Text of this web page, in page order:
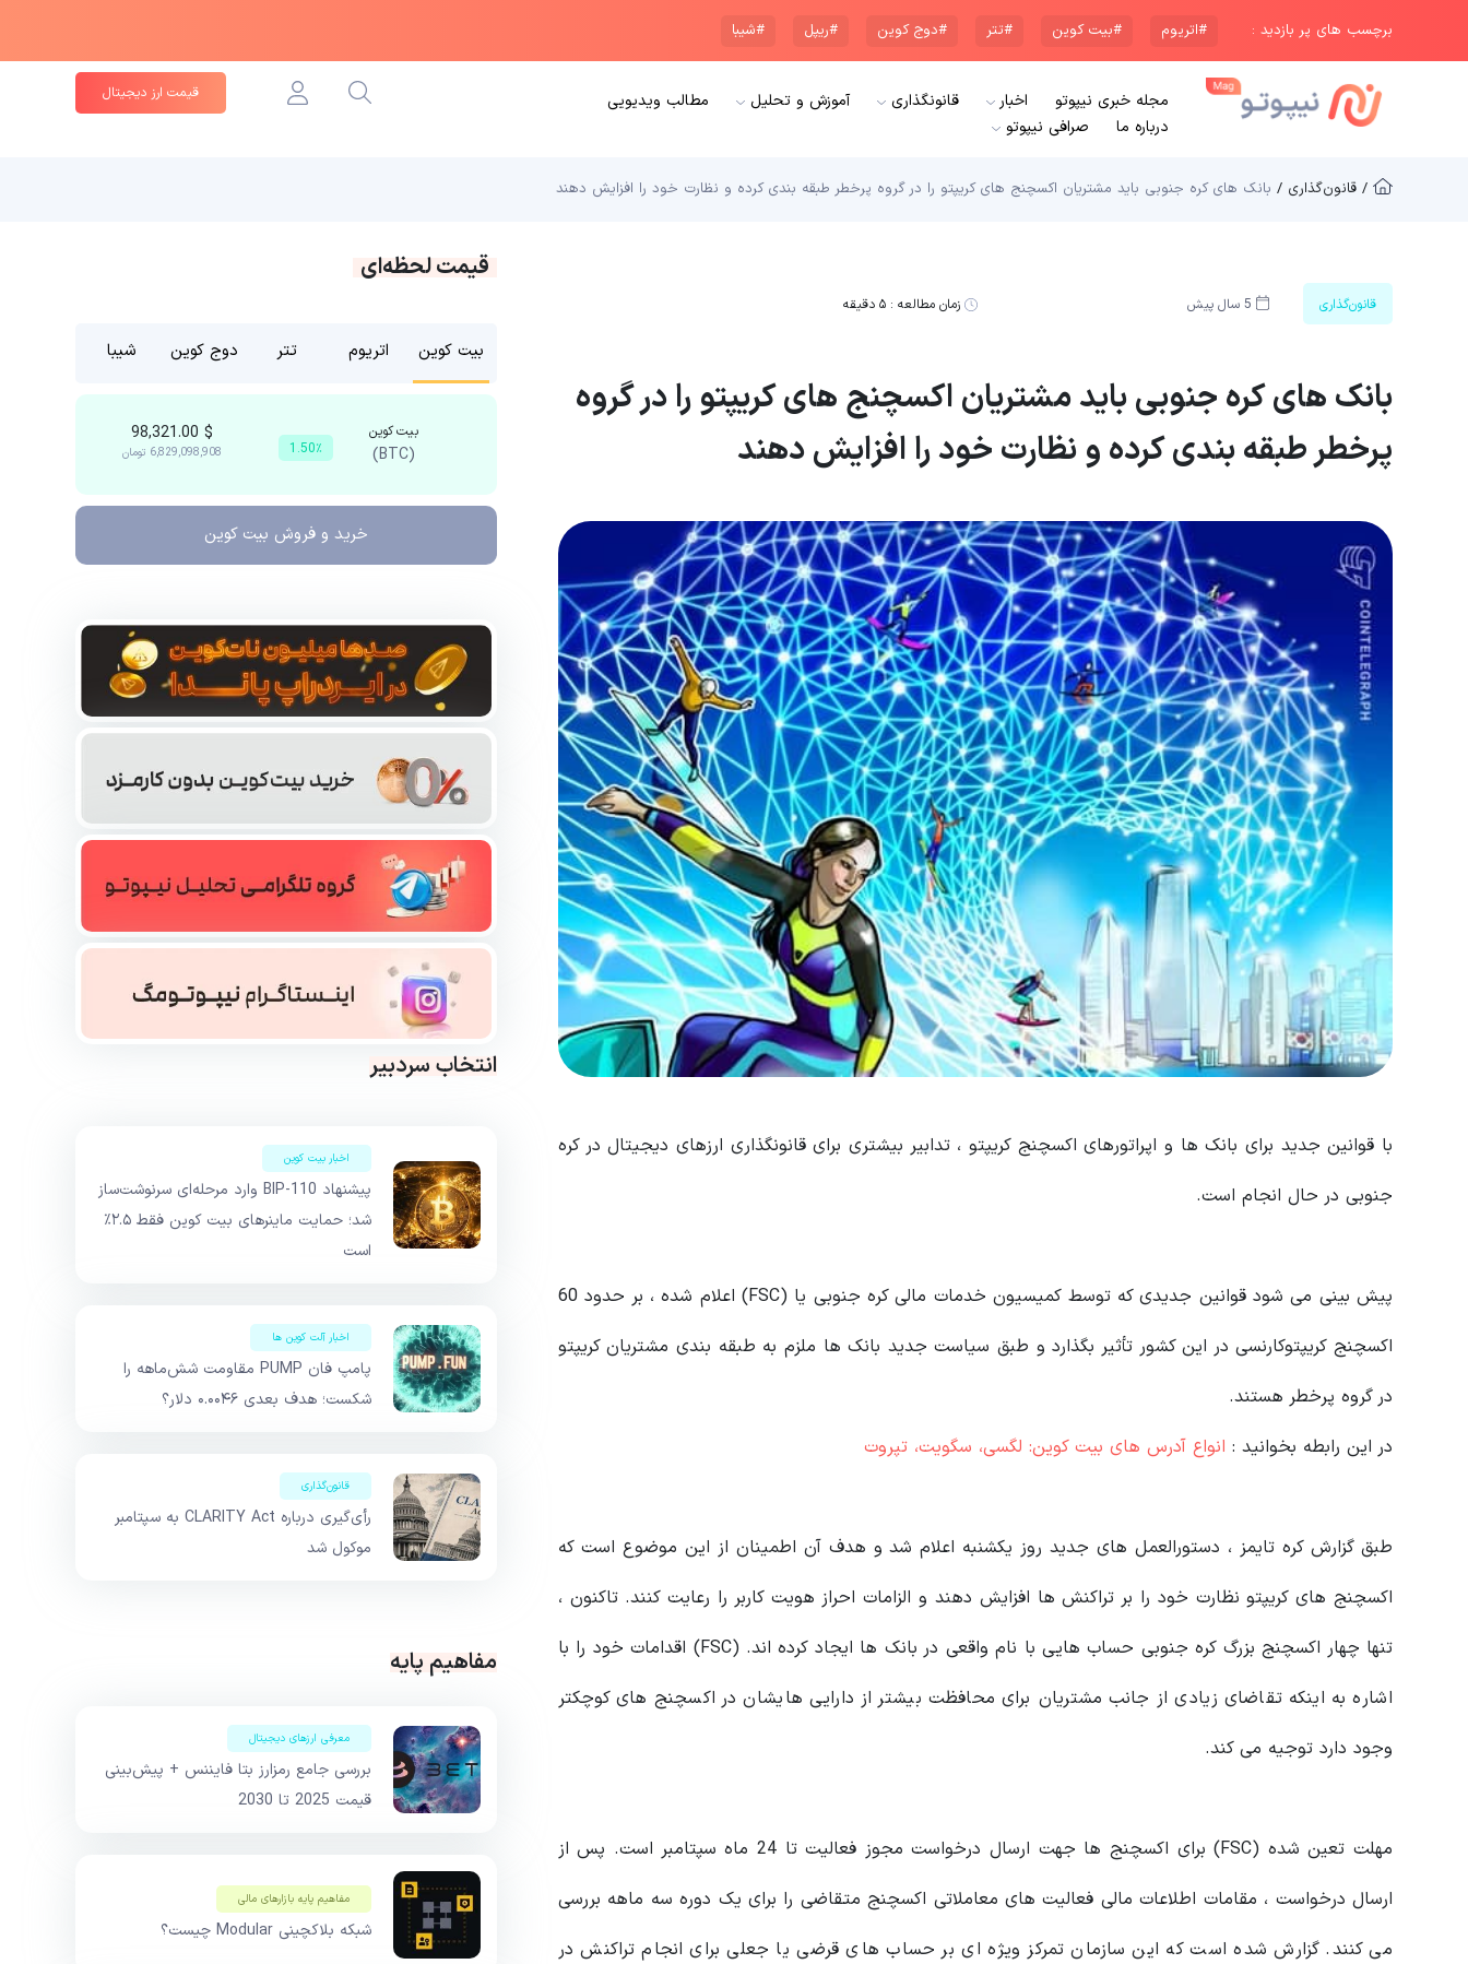
برچسب های پر بازدید : #اتریوم #بیت کوین #تتر #دوج کوین #ریپل #شیبا
مجله خبری نیپوتو اخبار قانونگذاری آموزش و تحلیل
مطالب ویدیویی
درباره ما
صرافی نیپوتو
قیمت ارز دیجیتال
/ قانون‌گذاری / بانک های کره جنوبی باید مشتریان اکسچنج های کریپتو را در گروه پرخطر طبقه بندی کرده و نظارت خود را افزایش دهند
قانون‌گذاری 5 سال پیش زمان مطالعه :۵ دقیقه
بانک های کره جنوبی باید مشتریان اکسچنج های کریپتو را در گروه
پرخطر طبقه بندی کرده و نظارت خود را افزایش دهند
با قوانین جدید برای بانک ها و اپراتورهای اکسچنج کریپتو ، تدابیر بیشتری برای قانونگذاری ارزهای دیجیتال در کره
جنوبی در حال انجام است.
پیش بینی می شود قوانین جدیدی که توسط کمیسیون خدمات مالی کره جنوبی یا (FSC) اعلام شده ، بر حدود 60
اکسچنج کریپتوکارنسی در این کشور تأثیر بگذارد و طبق سیاست جدید بانک ها ملزم به طبقه بندی مشتریان کریپتو
در گروه پرخطر هستند.
در این رابطه بخوانید‌ : انواع آدرس های بیت کوین: لگسی، سگویت، تپروت
طبق گزارش کره تایمز ، دستورالعمل های جدید روز یکشنبه اعلام شد و هدف آن اطمینان از این موضوع است که
اکسچنج های کریپتو نظارت خود را بر تراکنش ها افزایش دهند و الزامات احراز هویت کاربر را رعایت کنند. تاکنون ،
تنها چهار اکسچنج بزرگ کره جنوبی حساب هایی با نام واقعی در بانک ها ایجاد کرده اند. (FSC) اقدامات خود را با
اشاره به اینکه تقاضای زیادی از جانب مشتریان برای محافظت بیشتر از دارایی هایشان در اکسچنج های کوچکتر
وجود دارد توجیه می کند.
مهلت تعین شده (FSC) برای اکسچنج ها جهت ارسال درخواست مجوز فعالیت تا 24 ماه سپتامبر است. پس از
ارسال درخواست ، مقامات اطلاعات مالی فعالیت های معاملاتی اکسچنج متقاضی را برای یک دوره سه ماهه بررسی
می کنند. گزارش شده است که این سازمان تمرکز ویژه ای بر حساب های قرضی یا جعلی برای انجام تراکنش در
قیمت لحظه‌ای
بیت کوین اتریوم تتر دوج کوین شیبا
بیت کوین
(BTC) 1.50٪
$
6,829,098,908 تومان
خرید و فروش بیت کوین
انتخاب سردبیر
اخبار بیت کوین
پیشنهاد BIP-110 وارد مرحله‌ای سرنوشت‌ساز
شد؛ حمایت ماینرهای بیت کوین فقط ۲.۵٪
است
اخبار آلت کوین ها
پامپ فان PUMP مقاومت شش‌ماهه را
شکست؛ هدف بعدی ۰.۰۰۴۶ دلار؟
قانون‌گذاری
رأی‌گیری درباره CLARITY Act به سپتامبر
موکول شد
مفاهیم پایه
معرفی ارزهای دیجیتال
بررسی جامع رمزارز بتا فایننس + پیش‌بینی
قیمت 2025 تا 2030
مفاهیم پایه بازار‌های مالی
شبکه بلاکچینی Modular چیست؟